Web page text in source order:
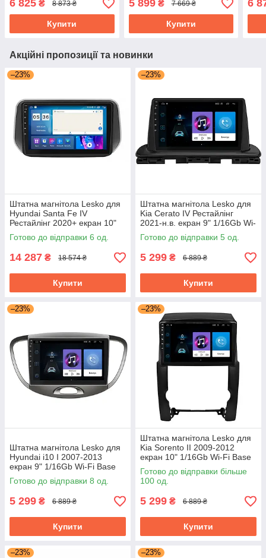
GPS Base Мазда
6 825 ₴ 8 873 ₴
Купити
5 899₴ 7 669 ₴
Купити
6
Акційні пропозиції та новинки
–23%
Штатна магнітола Lesko для
Hyundai Santa Fe IV
Рестайлінг 2020+ екран 10"
4/64Gb CarPlay 4G Wi-Fi GPS
Prime
Готово до відправки 6 од.
14 287 ₴ 18 574 ₴
Купити
–23%
Штатна магнітола Lesko для
Kia Cerato IV Рестайлінг
2021-н.в. екран 9" 1/16Gb Wi-
Fi GPS Base
Готово до відправки 5 од.
5 299 ₴ 6 889 ₴
Купити
–23%
Штатна магнітола Lesko для
Hyundai i10 I 2007-2013
екран 9" 1/16Gb Wi-Fi Base
Хюндай Android
Готово до відправки 8 од.
5 299 ₴ 6 889 ₴
Купити
–23%
Штатна магнітола Lesko для
Kia Sorento II 2009-2012
екран 10" 1/16Gb Wi-Fi Base
GPS Android Кіа
Готово до відправки більше
100 од.
5 299 ₴ 6 889 ₴
Купити
–23% –23%